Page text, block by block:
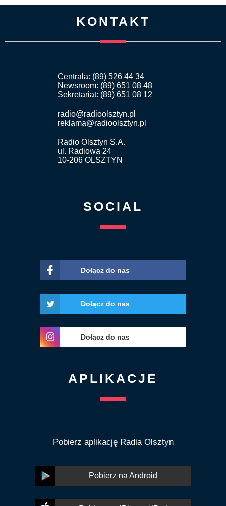
KONTAKT
Centrala: (89) 526 44 34
Newsroom: (89) 651 08 48
Sekretariat: (89) 651 08 12
radio@radioolsztyn.pl
reklama@radioolsztyn.pl
Radio Olsztyn S.A.
ul. Radiowa 24
10-206 OLSZTYN
SOCIAL
Dołącz do nas
Dołącz do nas
Dołącz do nas
APLIKACJE
Pobierz aplikację Radia Olsztyn
Pobierz na Android